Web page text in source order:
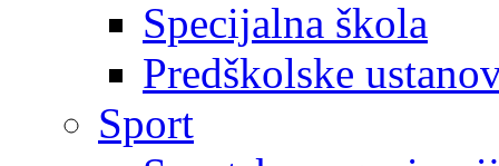
Specijalna škola
Predškolske
Sport